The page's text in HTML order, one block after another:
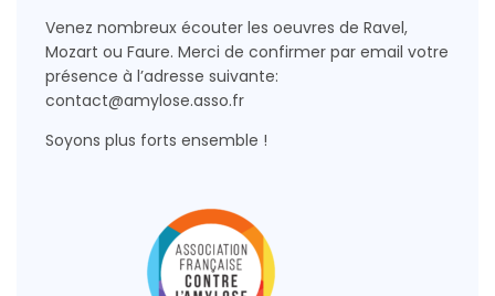
Venez nombreux écouter les oeuvres de Ravel,
Mozart ou Faure. Merci de confirmer par email votre
présence à l’adresse suivante:
contact@amylose.asso.fr
Soyons plus forts ensemble !